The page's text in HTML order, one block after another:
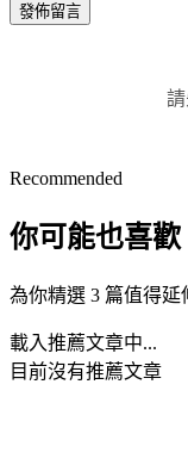
發佈留言
Recommended
你可能也喜歡
為你精選 3 篇值得延
載入推薦文章中...
目前沒有推薦文章